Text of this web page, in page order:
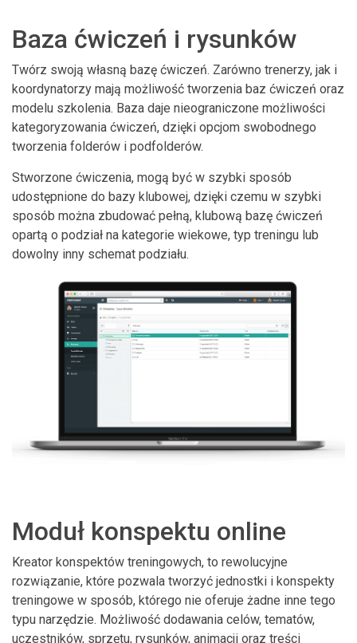
Baza ćwiczeń i rysunków
Twórz swoją własną bazę ćwiczeń. Zarówno trenerzy, jak i
koordynatorzy mają możliwość tworzenia baz ćwiczeń oraz
modelu szkolenia. Baza daje nieograniczone możliwości
kategoryzowania ćwiczeń, dzięki opcjom swobodnego
tworzenia folderów i podfolderów.
Stworzone ćwiczenia, mogą być w szybki sposób
udostępnione do bazy klubowej, dzięki czemu w szybki
sposób można zbudować pełną, klubową bazę ćwiczeń
opartą o podział na kategorie wiekowe, typ treningu lub
dowolny inny schemat podziału.
Moduł konspektu online
Kreator konspektów treningowych, to rewolucyjne
rozwiązanie, które pozwala tworzyć jednostki i konspekty
treningowe w sposób, którego nie oferuje żadne inne tego
typu narzędzie. Możliwość dodawania celów, tematów,
uczestników, sprzętu, rysunków, animacji oraz treści